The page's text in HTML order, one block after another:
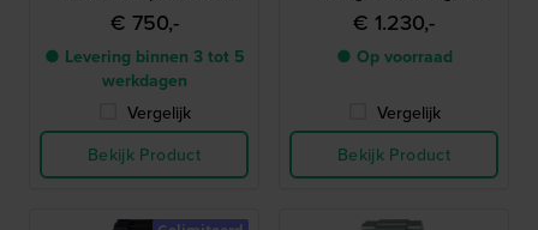
wijzerplaat
€ 750,-
● Levering binnen 3 tot 5
werkdagen
Vergelijk
Bekijk Product
gangreserve
€ 1.230,-
● Op voorraad
Vergelijk
Bekijk Product